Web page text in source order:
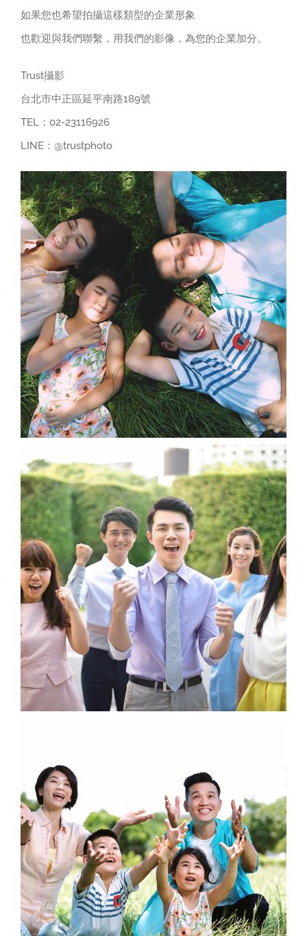
如果您也希望拍攝這樣類型的企業形象
也歡迎與我們聯繫，用我們的影像，為您的企業加分。
Trust攝影
台北市中正區延平南路189號
TEL：02-23116926
LINE：@trustphoto